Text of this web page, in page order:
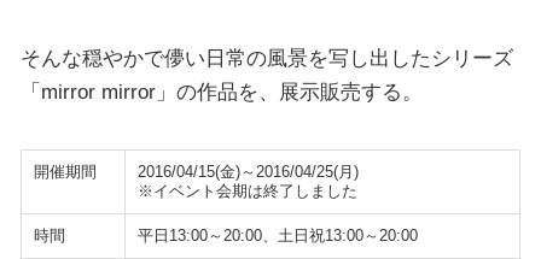
そんな穏やかで儚い日常の風景を写し出したシリーズ
「mirror mirror」の作品を、展示販売する。
開催期間
2016/04/15(金)～2016/04/25(月)
※イベント会期は終了しました
時間 平日13:00～20:00、土日祝13:00～20:00